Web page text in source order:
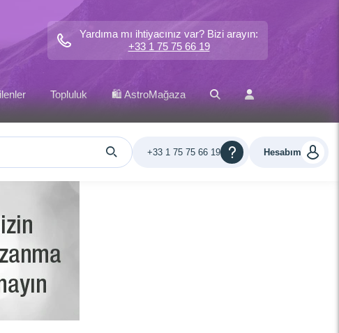
Yardıma mı ihtiyacınız var? Bizi arayın:
+33 1 75 75 66 19
Topluluk 🛍️ AstroMağaza
Hesabım
+33 1 75 75 66 19